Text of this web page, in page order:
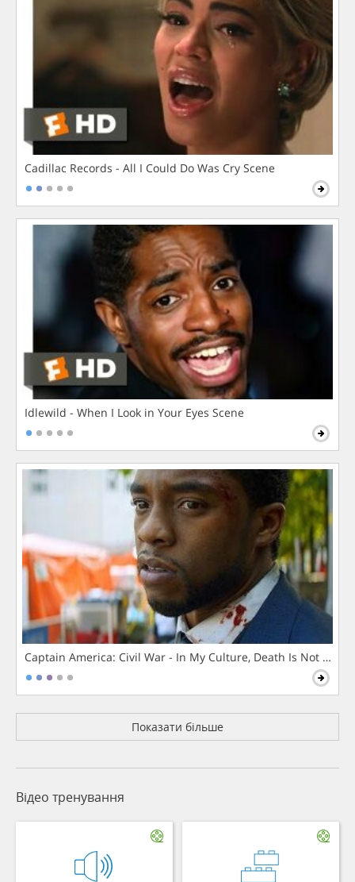
Cadillac Records - All I Could Do Was Cry Scene
Idlewild - When I Look in Your Eyes Scene
Captain America: Civil War - In My Culture, Death Is Not The
Показати більше
Відео тренування